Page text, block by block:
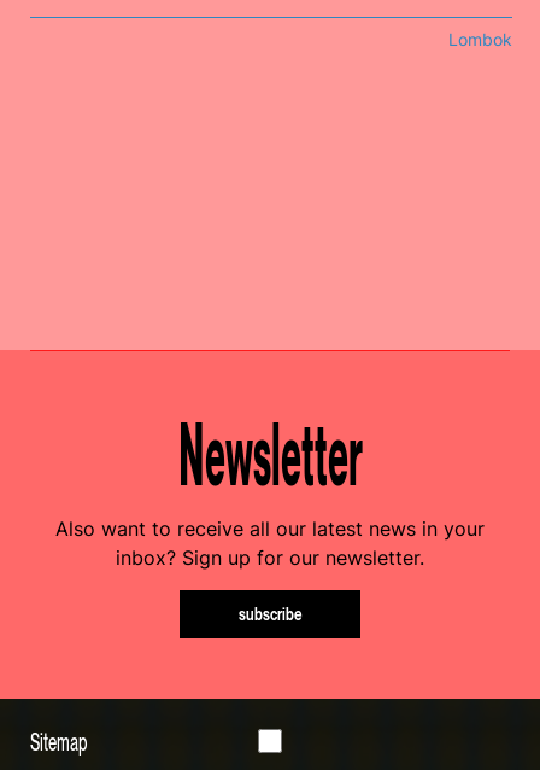
Lombok
Newsletter
Also want to receive all our latest news in your
inbox? Sign up for our newsletter.
subscribe
Sitemap